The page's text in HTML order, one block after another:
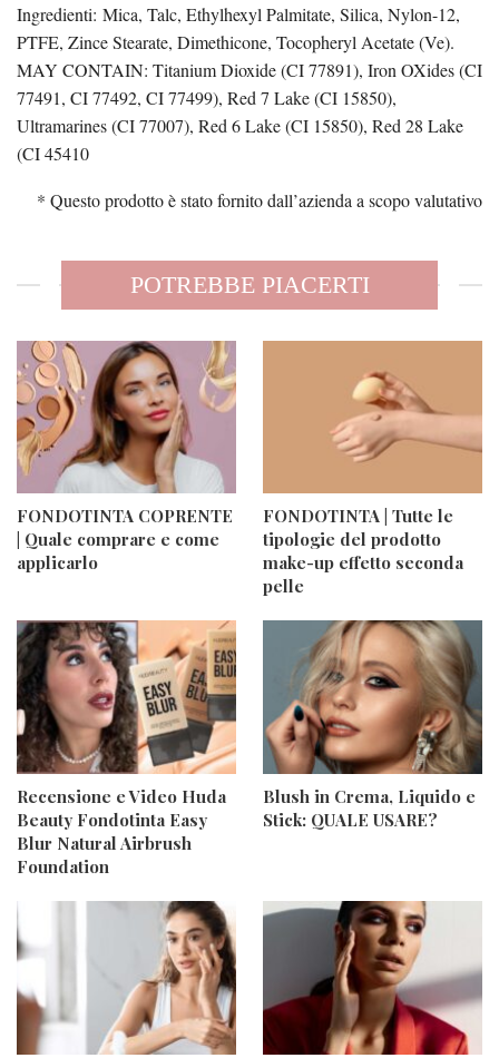
Ingredienti: Mica, Talc, Ethylhexyl Palmitate, Silica, Nylon-12,
PTFE, Zince Stearate, Dimethicone, Tocopheryl Acetate (Ve).
MAY CONTAIN: Titanium Dioxide (CI 77891), Iron OXides (CI
77491, CI 77492, CI 77499), Red 7 Lake (CI 15850),
Ultramarines (CI 77007), Red 6 Lake (CI 15850), Red 28 Lake
(CI 45410
* Questo prodotto è stato fornito dall’azienda a scopo valutativo
POTREBBE PIACERTI
FONDOTINTA COPRENTE
| Quale comprare e come
applicarlo
FONDOTINTA | Tutte le
tipologie del prodotto
make-up effetto seconda
pelle
Recensione e Video Huda
Beauty Fondotinta Easy
Blur Natural Airbrush
Foundation
Blush in Crema, Liquido e
Stick: QUALE USARE?